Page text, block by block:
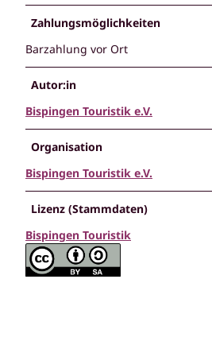
Zahlungsmöglichkeiten
Barzahlung vor Ort
Autor:in
Bispingen Touristik e.V.
Organisation
Bispingen Touristik e.V.
Lizenz (Stammdaten)
Bispingen Touristik